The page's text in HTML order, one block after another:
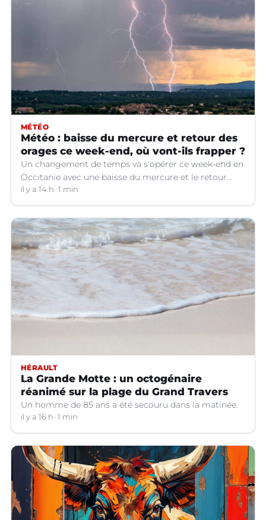
MÉTÉO
Météo : baisse du mercure et retour des
orages ce week-end, où vont-ils frapper ?
Un changement de temps va s'opérer ce week-end en
Occitanie avec une baisse du mercure et le retour
d'orages dans certains départements.
il y a 14 h 1 min
HÉRAULT
La Grande Motte : un octogénaire
réanimé sur la plage du Grand Travers
Un homme de 85 ans a été secouru dans la matinée.
il y a 16 h 1 min